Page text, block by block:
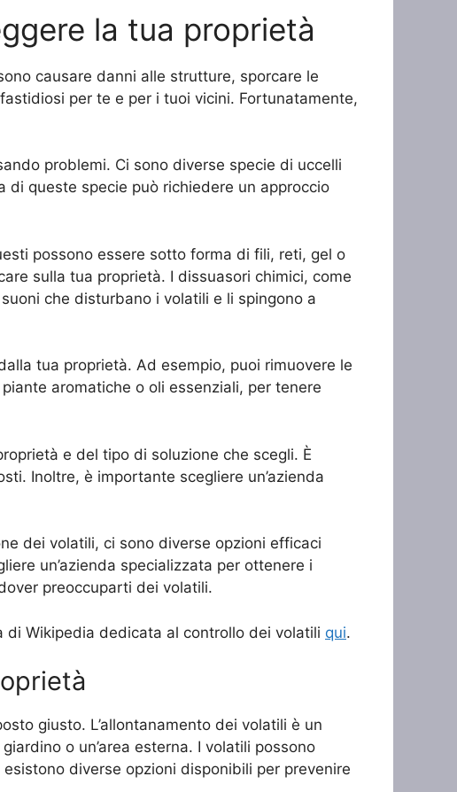
la tua proprietà
causare danni alle strutture, sporcare le
per te e per i tuoi vicini. Fortunatamente,
problemi. Ci sono diverse specie di uccelli
di queste specie può richiedere un approccio
possono essere sotto forma di fili, reti, gel o
sulla tua proprietà. I dissuasori chimici, come
che disturbano i volatili e li spingono a
tua proprietà. Ad esempio, puoi rimuovere le
aromatiche o oli essenziali, per tenere
e del tipo di soluzione che scegli. È
Inoltre, è importante scegliere un’azienda
dei volatili, ci sono diverse opzioni efficaci
un’azienda specializzata per ottenere i
preoccuparti dei volatili.
di Wikipedia dedicata al controllo dei volatili qui.
giusto. L’allontanamento dei volatili è un
o un’area esterna. I volatili possono
diverse opzioni disponibili per prevenire